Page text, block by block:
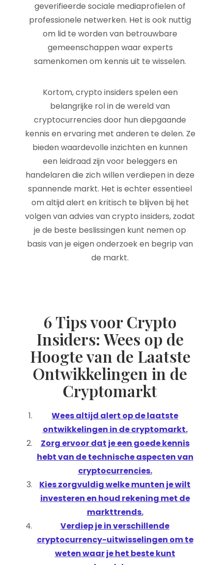
geverifieerde sociale mediaprofielen of
professionele netwerken. Het is ook nuttig
om lid te worden van betrouwbare
gemeenschappen waar experts
samenkomen om kennis uit te wisselen.
Kortom, crypto insiders spelen een
belangrijke rol in de wereld van
cryptocurrencies door hun diepgaande
kennis en ervaring met anderen te delen. Ze
bieden waardevolle inzichten en kunnen
een leidraad zijn voor beleggers en
handelaren die zich willen verdiepen in deze
spannende markt. Het is echter essentieel
om altijd alert en kritisch te blijven bij het
volgen van advies van crypto insiders, zodat
je de beste beslissingen kunt nemen op
basis van je eigen onderzoek en begrip van
de markt.
6 Tips voor Crypto
Insiders: Wees op de
Hoogte van de Laatste
Ontwikkelingen in de
Cryptomarkt
Wees altijd alert op de laatste
ontwikkelingen in de cryptomarkt.
Zorg ervoor dat je een goede kennis
hebt van de technische aspecten van
cryptocurrencies.
Kies zorgvuldig welke munten je wilt
investeren en houd rekening met de
markttrends.
Verdiep je in verschillende
cryptocurrency-uitwisselingen om te
weten waar je het beste kunt